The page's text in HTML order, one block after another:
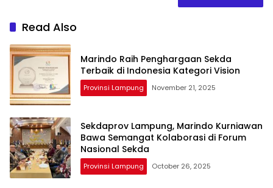
Read Also
Marindo Raih Penghargaan Sekda
Terbaik di Indonesia Kategori Vision
Provinsi Lampung November 21, 2025
Sekdaprov Lampung, Marindo Kurniawan
Bawa Semangat Kolaborasi di Forum
Nasional Sekda
Provinsi Lampung October 26, 2025